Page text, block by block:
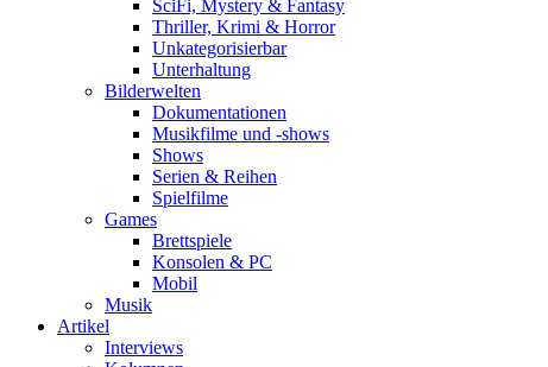
SciFi, Mystery & Fantasy
Thriller, Krimi & Horror
Unkategorisierbar
Unterhaltung
Bilderwelten
Dokumentationen
Musikfilme und -shows
Shows
Serien & Reihen
Spielfilme
Games
Brettspiele
Konsolen & PC
Mobil
Musik
Artikel
Interviews